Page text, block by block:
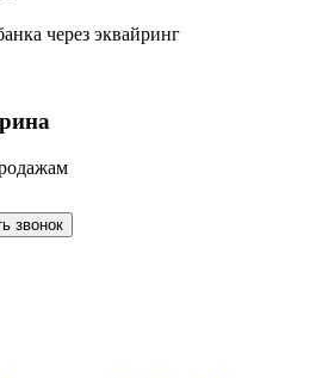
через эквайринг
звонок